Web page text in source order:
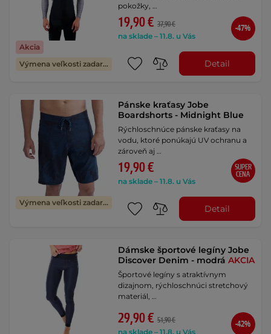
Akcia
Výmena veľkosti zadarmo
pokožky, …
19,90 € 37,90 €
na sklade – 11.8. u Vás
-47%
Detail
Výmena veľkosti zadarmo
Pánske kraťasy Jobe
Boardshorts - Midnight Blue
Rýchloschnúce pánske kraťasy na
vodu, ktoré ponúkajú UV ochranu a
zároveň aj …
19,90 €
na sklade – 11.8. u Vás
SUPER
CENA
Detail
Dámske športové legíny Jobe
Discover Denim - modráAKCIA
Športové legíny s atraktívnym
dizajnom, rýchloschnúci stretchový
materiál, …
29,90 € 51,90 €
na sklade – 11.8. u Vás
-42%